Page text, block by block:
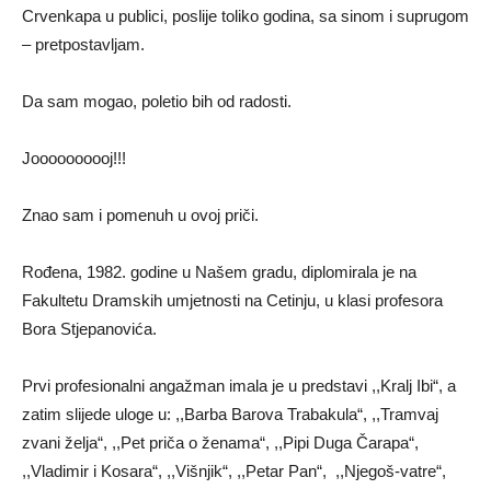
Crvenkapa u publici, poslije toliko godina, sa sinom i suprugom
– pretpostavljam.
Da sam mogao, poletio bih od radosti.
Joooooooooj!!!
Znao sam i pomenuh u ovoj priči.
Rođena, 1982. godine u Našem gradu, diplomirala je na
Fakultetu Dramskih umjetnosti na Cetinju, u klasi profesora
Bora Stjepanovića.
Prvi profesionalni angažman imala je u predstavi ,,Kralj Ibi“, a
zatim slijede uloge u: ,,Barba Barova Trabakula“, ,,Tramvaj
zvani želja“, ,,Pet priča o ženama“, ,,Pipi Duga Čarapa“,
,,Vladimir i Kosara“, ,,Višnjik“, ,,Petar Pan“, ,,Njegoš-vatre“,